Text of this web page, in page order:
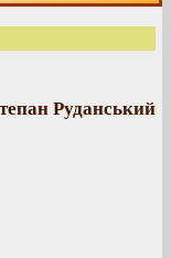
Руданський